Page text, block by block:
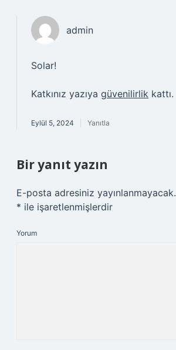
admin
Solar!
Katkınız yazıya güvenilirlik kattı.
Eylül 5, 2024 Yanıtla
Bir yanıt yazın
E-posta adresiniz yayınlanmayacak.
* ile işaretlenmişlerdir
Yorum